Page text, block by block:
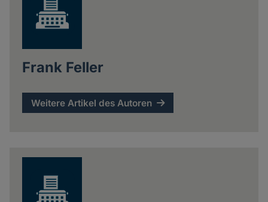
Frank Feller
Weitere Artikel des Autoren